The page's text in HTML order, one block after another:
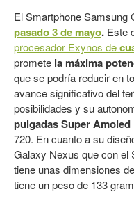
El Smartphone Samsung
pasado 3 de mayo. Este
procesador Exynos de
promete la máxima
que se podría reducir en
avance significativo del
posibilidades y su
pulgadas Super Amoled
720. En cuanto a su
Galaxy Nexus que con el
tiene unas dimensiones
tiene un peso de 133